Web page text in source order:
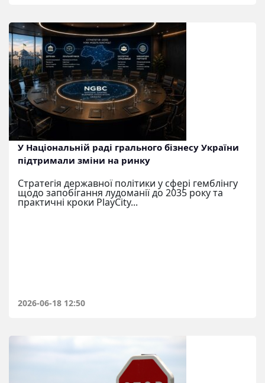
У Національній раді грального бізнесу України
підтримали зміни на ринку
Стратегія державної політики у сфері гемблінгу
щодо запобігання лудоманії до 2035 року та
практичні кроки PlayCity...
2026-06-18 12:50